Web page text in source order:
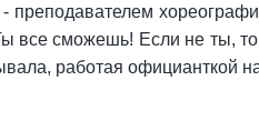
все сможешь! Если не ты, то
работая официанткой